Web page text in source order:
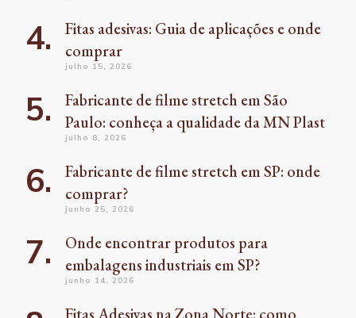
Fitas adesivas: Guia de aplicações e onde
comprar
julho 15, 2026
Fabricante de filme stretch em São
Paulo: conheça a qualidade da MN Plast
julho 8, 2026
Fabricante de filme stretch em SP: onde
comprar?
junho 25, 2026
Onde encontrar produtos para
embalagens industriais em SP?
junho 14, 2026